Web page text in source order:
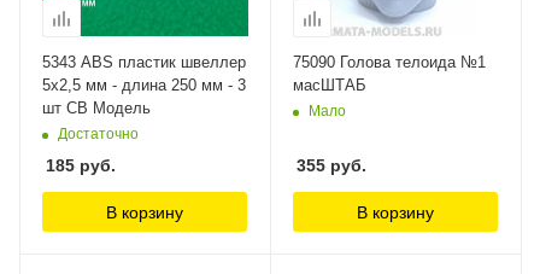
5343 ABS пластик швеллер
5х2,5 мм - длина 250 мм - 3
шт СВ Модель
Достаточно
185 руб.
В корзину
75090 Голова телоида №1
масШТАБ
Мало
355 руб.
В корзину